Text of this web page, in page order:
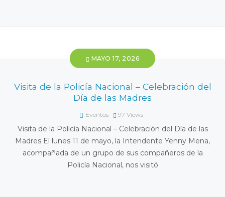
MAYO 17, 2026
Visita de la Policía Nacional – Celebración del
Día de las Madres
Eventos 97 Views
Visita de la Policía Nacional – Celebración del Día de las
Madres El lunes 11 de mayo, la Intendente Yenny Mena,
acompañada de un grupo de sus compañeros de la
Policía Nacional, nos visitó